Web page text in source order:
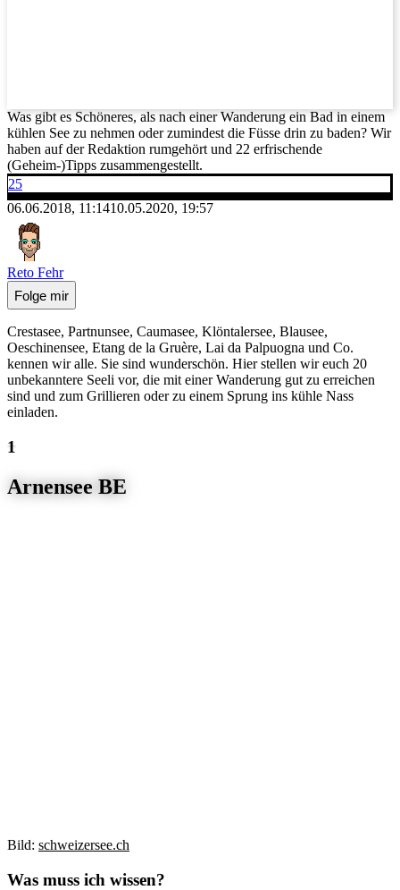
Was gibt es Schöneres, als nach einer Wanderung ein Bad in einem
kühlen See zu nehmen oder zumindest die Füsse drin zu baden? Wir
haben auf der Redaktion rumgehört und 22 erfrischende
(Geheim-)Tipps zusammengestellt.
25
06.06.2018, 11:1410.05.2020, 19:57
Reto Fehr
Folge mir
Crestasee, Partnunsee, Caumasee, Klöntalersee, Blausee,
Oeschinensee, Etang de la Gruère, Lai da Palpuogna und Co.
kennen wir alle. Sie sind wunderschön. Hier stellen wir euch 20
unbekanntere Seeli vor, die mit einer Wanderung gut zu erreichen
sind und zum Grillieren oder zu einem Sprung ins kühle Nass
einladen.
Arnensee BE
Bild: schweizersee.ch
Was muss ich wissen?